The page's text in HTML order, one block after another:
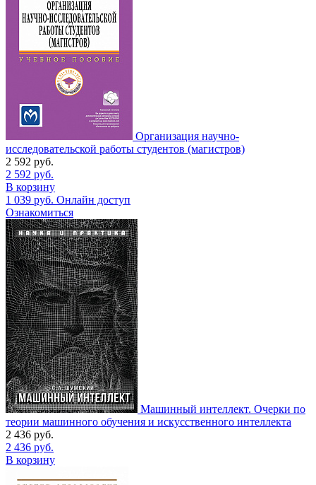
Организация научно-
исследовательской работы студентов (магистров)
2 592 руб.
2 592 руб.
В корзину
1 039 руб. Онлайн доступ
Ознакомиться
Машинный интеллект. Очерки по
теории машинного обучения и искусственного интеллекта
2 436 руб.
2 436 руб.
В корзину